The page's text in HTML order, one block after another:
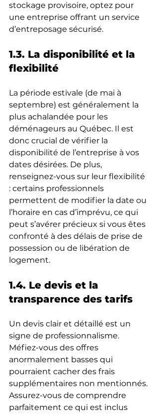
stockage provisoire, optez pour
une entreprise offrant un service
d’entreposage sécurisé.
1.3. La disponibilité et la
flexibilité
La période estivale (de mai à
septembre) est généralement la
plus achalandée pour les
déménageurs au Québec. Il est
donc crucial de vérifier la
disponibilité de l’entreprise à vos
dates désirées. De plus,
renseignez-vous sur leur flexibilité
: certains professionnels
permettent de modifier la date ou
l’horaire en cas d’imprévu, ce qui
peut s’avérer précieux si vous êtes
confronté à des délais de prise de
possession ou de libération de
logement.
1.4. Le devis et la
transparence des tarifs
Un devis clair et détaillé est un
signe de professionnalisme.
Méfiez-vous des offres
anormalement basses qui
pourraient cacher des frais
supplémentaires non mentionnés.
Assurez-vous de comprendre
parfaitement ce qui est inclus